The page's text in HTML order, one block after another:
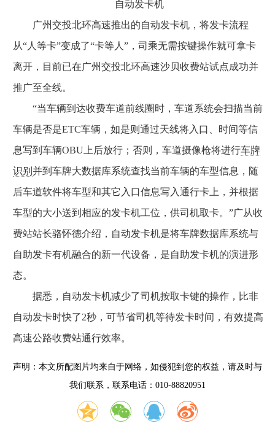
自动发卡机
广州交投北环高速推出的自动发卡机，将发卡流程
从“人等卡”变成了“卡等人”，司乘无需按键操作就可拿卡
离开，目前已在广州交投北环高速沙贝收费站试点成功并
推广至全线。
“当车辆到达收费车道前线圈时，车道系统会扫描当前
车辆是否是ETC车辆，如是则通过天线将入口、时间等信
息写到车辆OBU上后放行；否则，车道摄像枪将进行车牌
识别 并到车牌大数据库系统查找当前车辆的车型信息，随
后车道软件将车型和其它入口信息写入通行卡上，并根据
车型的大小送到相应的发卡机工位，供司机取卡。”广从收
费站站长骆怀德介绍，自动发卡机是将车牌数据库系统与
自助发卡有机融合的新一代设备，是自助发卡机的演进形
态。
据悉，自动发卡机减少了司机按取卡键的操作，比非
自动发卡时快了2秒，可节省司机等待发卡时间，有效提高
高速公路收费站通行效率。
声明：本文所配图片均来自于网络，如侵犯到您的权益，请及时与
我们联系，联系电话：010-88820951